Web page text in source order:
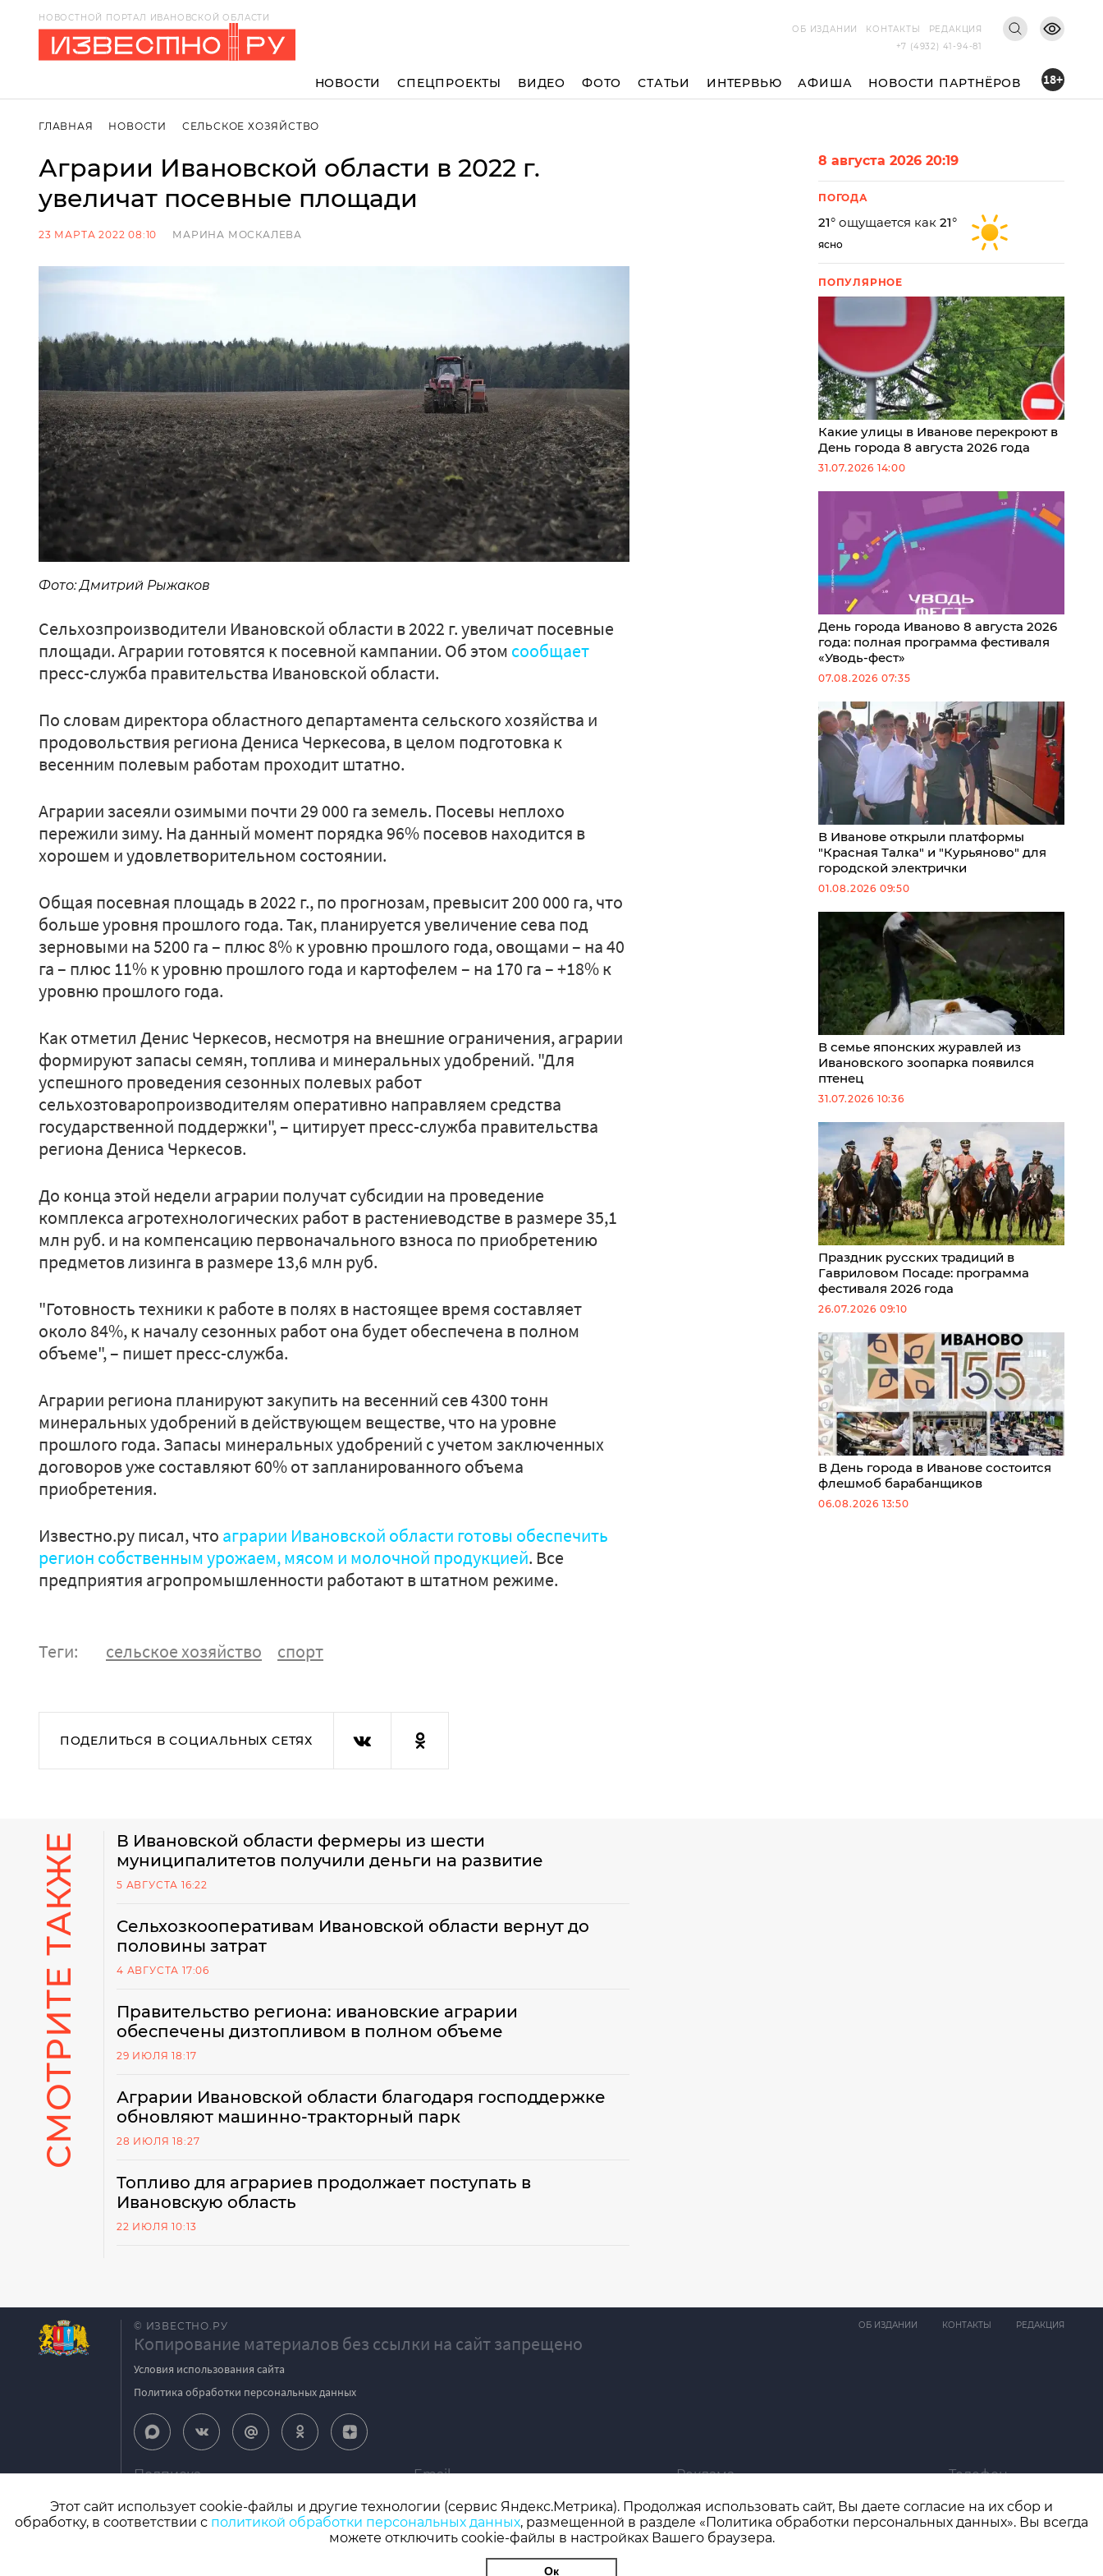
НОВОСТНОЙ ПОРТАЛ ИВАНОВСКОЙ ОБЛАСТИ
ОБ ИЗДАНИИ
КОНТАКТЫ
РЕДАКЦИЯ
+7 (4932) 41-94-81
НОВОСТИ СПЕЦПРОЕКТЫ ВИДЕО ФОТО СТАТЬИ ИНТЕРВЬЮ АФИША НОВОСТИ ПАРТНЁРОВ 18+
ГЛАВНАЯ НОВОСТИ СЕЛЬСКОЕ ХОЗЯЙСТВО
Аграрии Ивановской области в 2022 г.
увеличат посевные площади
23 МАРТА 2022 08:10 МАРИНА МОСКАЛЕВА
Фото: Дмитрий Рыжаков
Сельхозпроизводители Ивановской области в 2022 г. увеличат посевные
площади. Аграрии готовятся к посевной кампании. Об этом сообщает
пресс-служба правительства Ивановской области.
По словам директора областного департамента сельского хозяйства и
продовольствия региона Дениса Черкесова, в целом подготовка к
весенним полевым работам проходит штатно.
Аграрии засеяли озимыми почти 29 000 га земель. Посевы неплохо
пережили зиму. На данный момент порядка 96% посевов находится в
хорошем и удовлетворительном состоянии.
Общая посевная площадь в 2022 г., по прогнозам, превысит 200 000 га, что
больше уровня прошлого года. Так, планируется увеличение сева под
зерновыми на 5200 га – плюс 8% к уровню прошлого года, овощами – на 40
га – плюс 11% к уровню прошлого года и картофелем – на 170 га – +18% к
уровню прошлого года.
Как отметил Денис Черкесов, несмотря на внешние ограничения, аграрии
формируют запасы семян, топлива и минеральных удобрений. "Для
успешного проведения сезонных полевых работ
сельхозтоваропроизводителям оперативно направляем средства
государственной поддержки", – цитирует пресс-служба правительства
региона Дениса Черкесов.
До конца этой недели аграрии получат субсидии на проведение
комплекса агротехнологических работ в растениеводстве в размере 35,1
млн руб. и на компенсацию первоначального взноса по приобретению
предметов лизинга в размере 13,6 млн руб.
"Готовность техники к работе в полях в настоящее время составляет
около 84%, к началу сезонных работ она будет обеспечена в полном
объеме", – пишет пресс-служба.
Аграрии региона планируют закупить на весенний сев 4300 тонн
минеральных удобрений в действующем веществе, что на уровне
прошлого года. Запасы минеральных удобрений с учетом заключенных
договоров уже составляют 60% от запланированного объема
приобретения.
Известно.ру писал, что аграрии Ивановской области готовы обеспечить
регион собственным урожаем, мясом и молочной продукцией. Все
предприятия агропромышленности работают в штатном режиме.
Теги: сельское хозяйство спорт
ПОДЕЛИТЬСЯ В СОЦИАЛЬНЫХ СЕТЯХ
8 августа 2026 20:19
ПОГОДА
21° ощущается как 21°
ясно
ПОПУЛЯРНОЕ
Какие улицы в Иванове перекроют в
День города 8 августа 2026 года
31.07.2026 14:00
День города Иваново 8 августа 2026
года: полная программа фестиваля
«Уводь-фест»
07.08.2026 07:35
В Иванове открыли платформы
"Красная Талка" и "Курьяново" для
городской электрички
01.08.2026 09:50
В семье японских журавлей из
Ивановского зоопарка появился
птенец
31.07.2026 10:36
Праздник русских традиций в
Гавриловом Посаде: программа
фестиваля 2026 года
26.07.2026 09:10
В День города в Иванове состоится
флешмоб барабанщиков
06.08.2026 13:50
СМОТРИТЕ ТАКЖЕ
В Ивановской области фермеры из шести
муниципалитетов получили деньги на развитие
5 АВГУСТА 16:22
Сельхозкооперативам Ивановской области вернут до
половины затрат
4 АВГУСТА 17:06
Правительство региона: ивановские аграрии
обеспечены дизтопливом в полном объеме
29 ИЮЛЯ 18:17
Аграрии Ивановской области благодаря господдержке
обновляют машинно-тракторный парк
28 ИЮЛЯ 18:27
Топливо для аграриев продолжает поступать в
Ивановскую область
22 ИЮЛЯ 10:13
© ИЗВЕСТНО.РУ
Копирование материалов без ссылки на сайт запрещено
Условия использования сайта
Политика обработки персональных данных
ОБ ИЗДАНИИ КОНТАКТЫ РЕДАКЦИЯ
Подписка
Email
Реклама
Телефон
СМИ: Izvestno.ru. Реестровая запись 08.11.2019 серия ЭЛ № ФС 77 - 77192, зарегистрировано Роскомнадзором
Этот сайт использует cookie-файлы и другие технологии (сервис Яндекс.Метрика). Продолжая использовать сайт, Вы даете согласие на их сбор и
обработку, в соответствии с политикой обработки персональных данных, размещенной в разделе «Политика обработки персональных данных». Вы всегда
можете отключить cookie-файлы в настройках Вашего браузера.
Ок